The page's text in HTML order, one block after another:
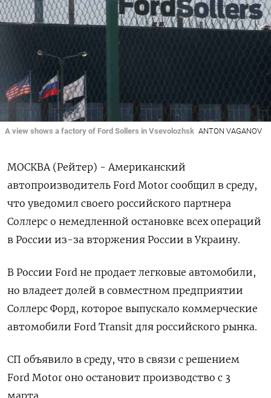
A view shows a factory of Ford Sollers in Vsevolozhsk ANTON VAGANOV
МОСКВА (Рейтер) - Американский
автопроизводитель Ford Motor сообщил в среду,
что уведомил своего российского партнера
Соллерс о немедленной остановке всех операций
в России из-за вторжения России в Украину.
В России Ford не продает легковые автомобили,
но владеет долей в совместном предприятии
Соллерс Форд, которое выпускало коммерческие
автомобили Ford Transit для российского рынка.
СП объявило в среду, что в связи с решением
Ford Motor оно остановит производство с 3